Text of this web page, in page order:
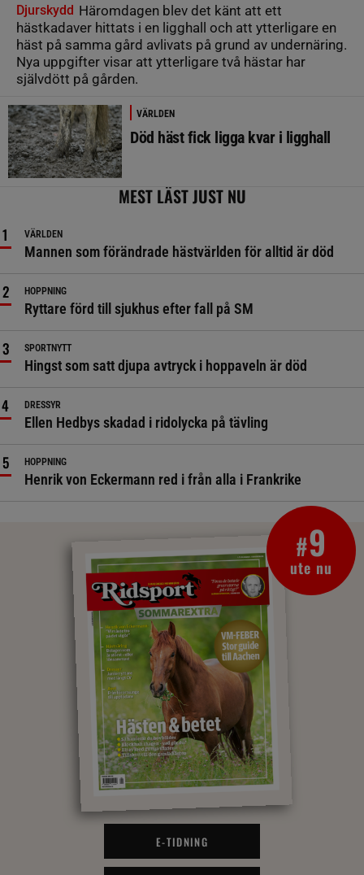
Djurskydd Häromdagen blev det känt att ett
hästkadaver hittats i en ligghall och att ytterligare en
häst på samma gård avlivats på grund av undernäring.
Nya uppgifter visar att ytterligare två hästar har
självdött på gården.
VÄRLDEN
Död häst fick ligga kvar i ligghall
MEST LÄST JUST NU
VÄRLDEN
Mannen som förändrade hästvärlden för alltid är död
HOPPNING
Ryttare förd till sjukhus efter fall på SM
SPORTNYTT
Hingst som satt djupa avtryck i hoppaveln är död
DRESSYR
Ellen Hedbys skadad i ridolycka på tävling
HOPPNING
Henrik von Eckermann red i från alla i Frankrike
#9
ute nu
E-TIDNING